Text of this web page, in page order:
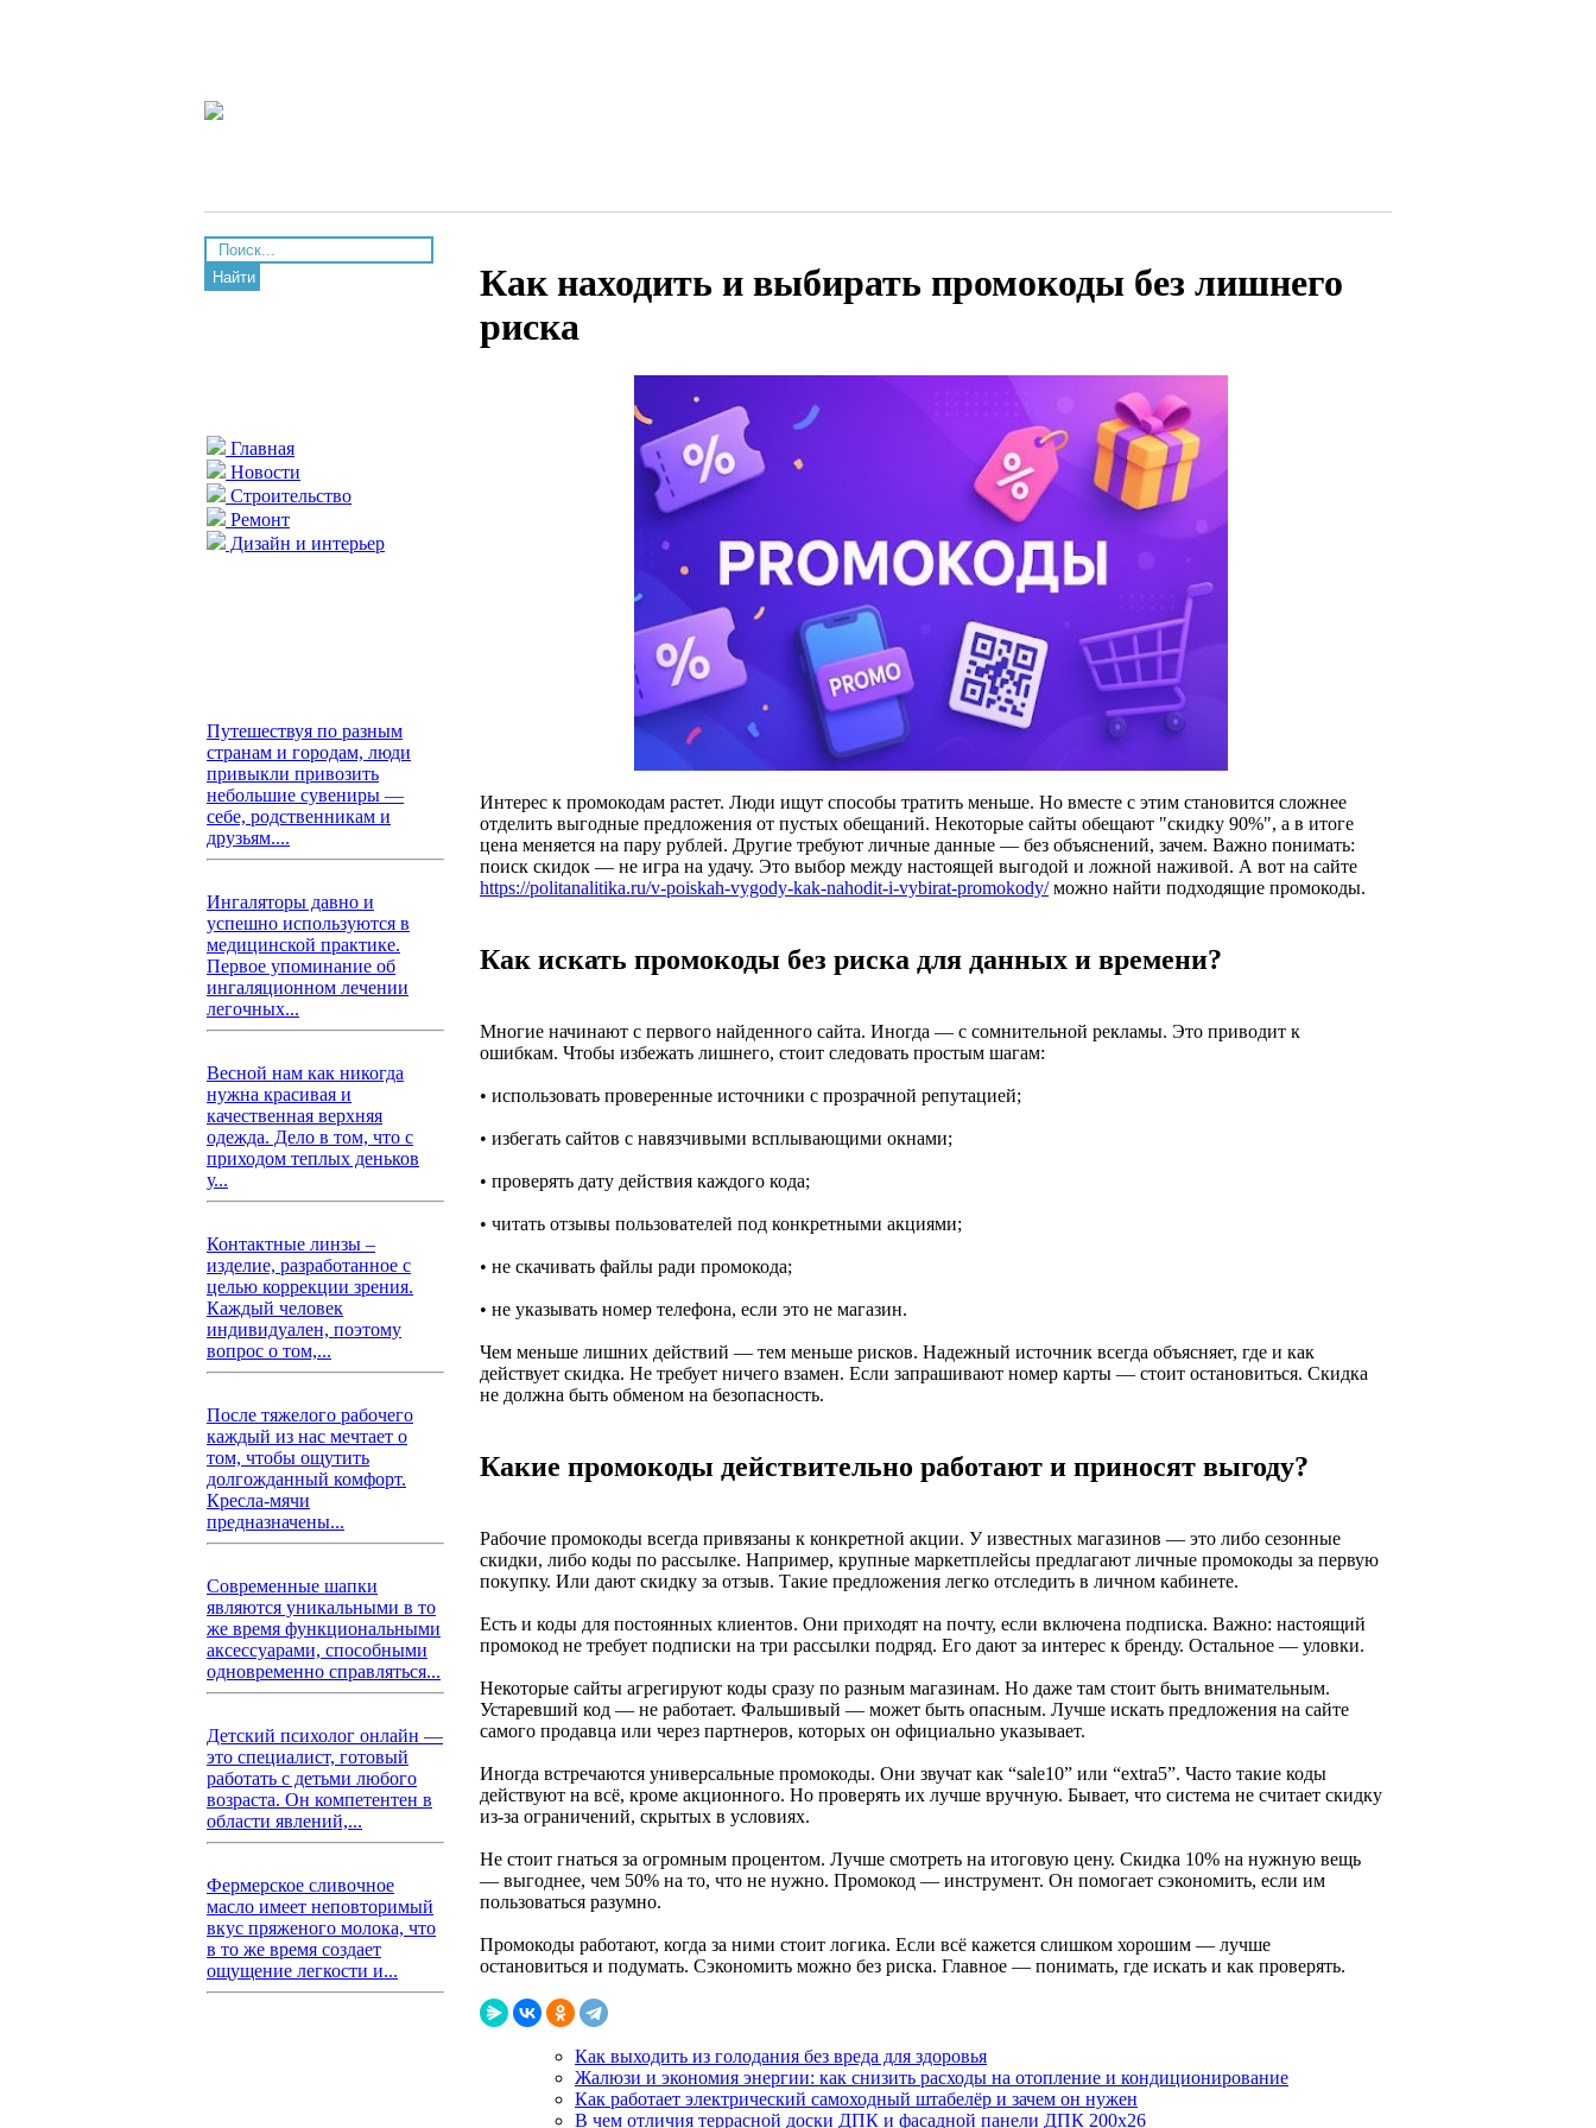
Найти
Главная
Новости
Строительство
Ремонт
Дизайн и интерьер
Путешествуя по разным
странам и городам, люди
привыкли привозить
небольшие сувениры —
себе, родственникам и
друзьям....
Ингаляторы давно и
успешно используются в
медицинской практике.
Первое упоминание об
ингаляционном лечении
легочных...
Весной нам как никогда
нужна красивая и
качественная верхняя
одежда. Дело в том, что с
приходом теплых деньков
у...
Контактные линзы –
изделие, разработанное с
целью коррекции зрения.
Каждый человек
индивидуален, поэтому
вопрос о том,...
После тяжелого рабочего
каждый из нас мечтает о
том, чтобы ощутить
долгожданный комфорт.
Кресла-мячи
предназначены...
Современные шапки
являются уникальными в то
же время функциональными
аксессуарами, способными
одновременно справляться...
Детский психолог онлайн —
это специалист, готовый
работать с детьми любого
возраста. Он компетентен в
области явлений,...
Фермерское сливочное
масло имеет неповторимый
вкус пряженого молока, что
в то же время создает
ощущение легкости и...
Как находить и выбирать промокоды без лишнего
риска
Интерес к промокодам растет. Люди ищут способы тратить меньше. Но вместе с этим становится сложнее
отделить выгодные предложения от пустых обещаний. Некоторые сайты обещают "скидку 90%", а в итоге
цена меняется на пару рублей. Другие требуют личные данные — без объяснений, зачем. Важно понимать:
поиск скидок — не игра на удачу. Это выбор между настоящей выгодой и ложной наживой. А вот на сайте
https://politanalitika.ru/v-poiskah-vygody-kak-nahodit-i-vybirat-promokody/можно найти подходящие промокоды.
Как искать промокоды без риска для данных и времени?
Многие начинают с первого найденного сайта. Иногда — с сомнительной рекламы. Это приводит к
ошибкам. Чтобы избежать лишнего, стоит следовать простым шагам:
• использовать проверенные источники с прозрачной репутацией;
• избегать сайтов с навязчивыми всплывающими окнами;
• проверять дату действия каждого кода;
• читать отзывы пользователей под конкретными акциями;
• не скачивать файлы ради промокода;
• не указывать номер телефона, если это не магазин.
Чем меньше лишних действий — тем меньше рисков. Надежный источник всегда объясняет, где и как
действует скидка. Не требует ничего взамен. Если запрашивают номер карты — стоит остановиться. Скидка
не должна быть обменом на безопасность.
Какие промокоды действительно работают и приносят выгоду?
Рабочие промокоды всегда привязаны к конкретной акции. У известных магазинов — это либо сезонные
скидки, либо коды по рассылке. Например, крупные маркетплейсы предлагают личные промокоды за первую
покупку. Или дают скидку за отзыв. Такие предложения легко отследить в личном кабинете.
Есть и коды для постоянных клиентов. Они приходят на почту, если включена подписка. Важно: настоящий
промокод не требует подписки на три рассылки подряд. Его дают за интерес к бренду. Остальное — уловки.
Некоторые сайты агрегируют коды сразу по разным магазинам. Но даже там стоит быть внимательным.
Устаревший код — не работает. Фальшивый — может быть опасным. Лучше искать предложения на сайте
самого продавца или через партнеров, которых он официально указывает.
Иногда встречаются универсальные промокоды. Они звучат как “sale10” или “extra5”. Часто такие коды
действуют на всё, кроме акционного. Но проверять их лучше вручную. Бывает, что система не считает скидку
из-за ограничений, скрытых в условиях.
Не стоит гнаться за огромным процентом. Лучше смотреть на итоговую цену. Скидка 10% на нужную вещь
— выгоднее, чем 50% на то, что не нужно. Промокод — инструмент. Он помогает сэкономить, если им
пользоваться разумно.
Промокоды работают, когда за ними стоит логика. Если всё кажется слишком хорошим — лучше
остановиться и подумать. Сэкономить можно без риска. Главное — понимать, где искать и как проверять.
Как выходить из голодания без вреда для здоровья
Жалюзи и экономия энергии: как снизить расходы на отопление и кондиционирование
Как работает электрический самоходный штабелёр и зачем он нужен
В чем отличия террасной доски ДПК и фасадной панели ДПК 200х26